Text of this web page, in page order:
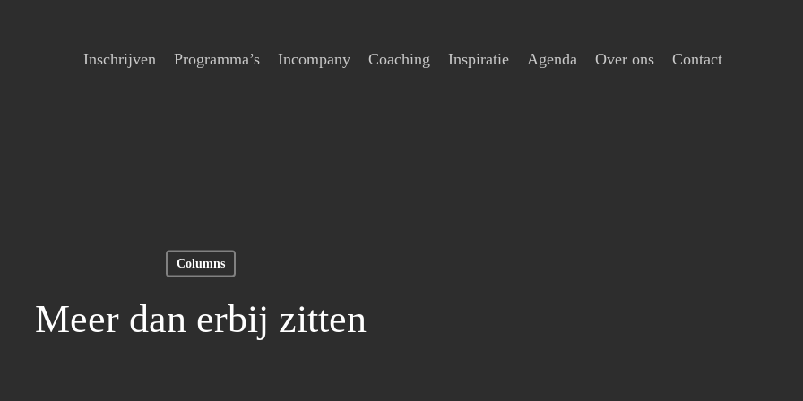
Inschrijven Programma’s Incompany Coaching Inspiratie Agenda Over ons Contact
Columns
Meer dan erbij zitten